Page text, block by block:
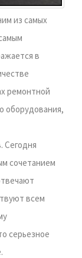
из самых
в
ремонтной
оборудования,
Сегодня
сочетанием
всем
серьезное